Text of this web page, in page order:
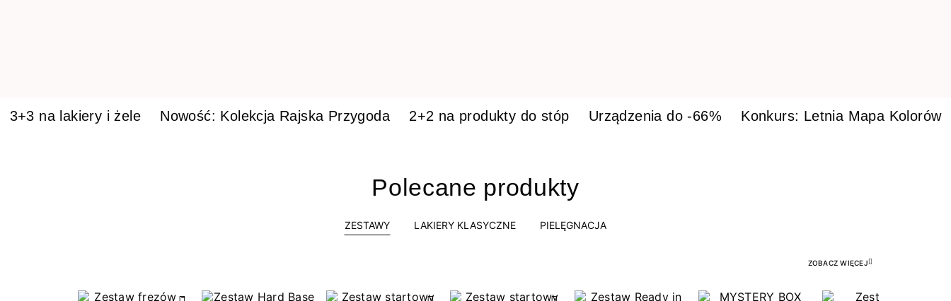
3+3 na lakiery i żele Nowość: Kolekcja Rajska Przygoda 2+2 na produkty do stóp Urządzenia do -66% Konkurs: Letnia Mapa Kolorów
Polecane produkty
ZESTAWY LAKIERY KLASYCZNE PIELĘGNACJA
ZOBACZ WIĘCEJ